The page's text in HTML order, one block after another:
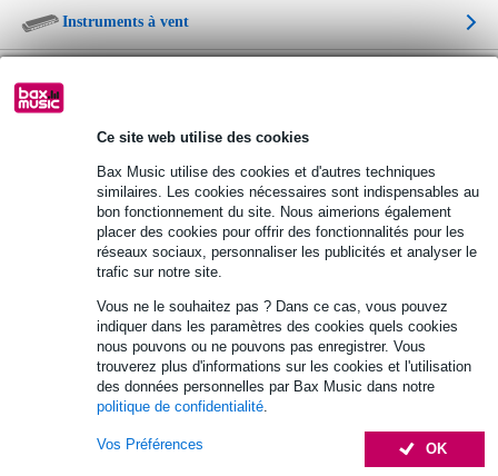
Ce site web utilise des cookies
Bax Music utilise des cookies et d'autres techniques
similaires. Les cookies nécessaires sont indispensables au
bon fonctionnement du site. Nous aimerions également
placer des cookies pour offrir des fonctionnalités pour les
réseaux sociaux, personnaliser les publicités et analyser le
trafic sur notre site.
Vous ne le souhaitez pas ? Dans ce cas, vous pouvez
indiquer dans les paramètres des cookies quels cookies
nous pouvons ou ne pouvons pas enregistrer. Vous
trouverez plus d'informations sur les cookies et l'utilisation
des données personnelles par Bax Music dans notre
politique de confidentialité.
OK
Vos Préférences
Instruments à vent
Instrument de musique enfant
Câbles et outils
Structure - Pied
Multimedia et électronique
ARTICLES RÉCEMMENT CONSULTÉS